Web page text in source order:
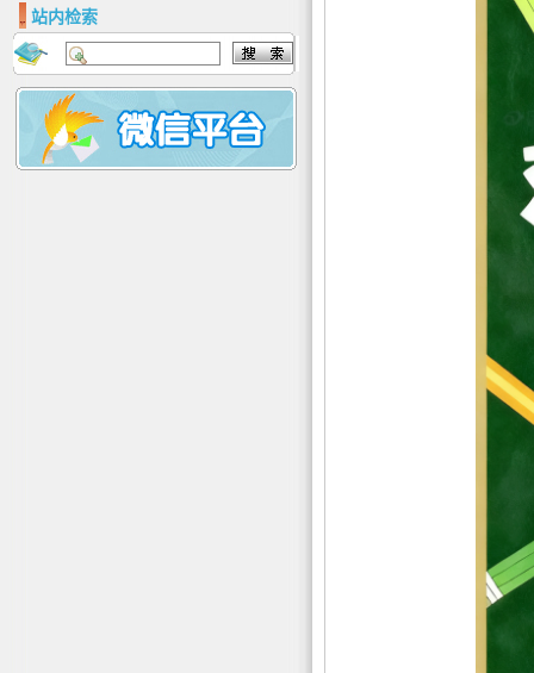
站内检索